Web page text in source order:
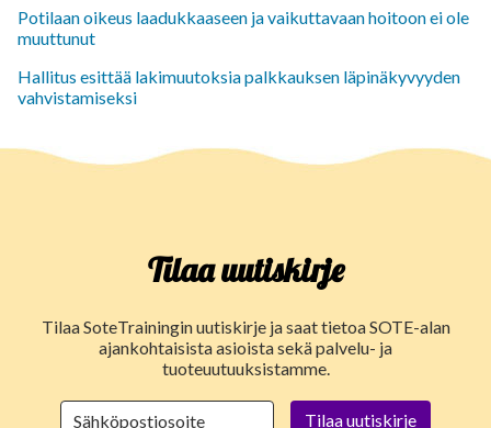
Potilaan oikeus laadukkaaseen ja vaikuttavaan hoitoon ei ole
muuttunut
Hallitus esittää lakimuutoksia palkkauksen läpinäkyvyyden
vahvistamiseksi
Tilaa uutiskirje
Tilaa SoteTrainingin uutiskirje ja saat tietoa SOTE-alan
ajankohtaisista asioista sekä palvelu- ja
tuoteuutuuksistamme.